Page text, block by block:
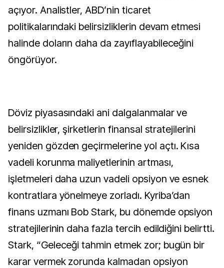
açıyor. Analistler, ABD’nin ticaret
politikalarındaki belirsizliklerin devam etmesi
halinde doların daha da zayıflayabileceğini
öngörüyor.
Döviz piyasasındaki ani dalgalanmalar ve
belirsizlikler, şirketlerin finansal stratejilerini
yeniden gözden geçirmelerine yol açtı. Kısa
vadeli korunma maliyetlerinin artması,
işletmeleri daha uzun vadeli opsiyon ve esnek
kontratlara yönelmeye zorladı. Kyriba’dan
finans uzmanı Bob Stark, bu dönemde opsiyon
stratejilerinin daha fazla tercih edildiğini belirtti.
Stark, “Geleceği tahmin etmek zor; bugün bir
karar vermek zorunda kalmadan opsiyon